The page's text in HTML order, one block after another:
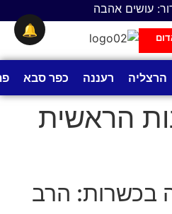
עושים אהבה
הרצליה רעננה כפר סבא
הראשית
בכשרות: הרב
🔔